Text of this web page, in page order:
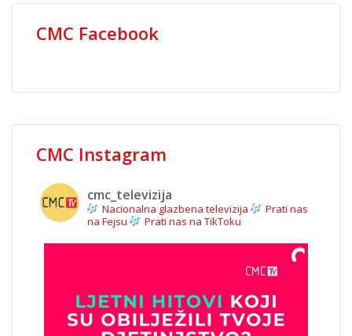
CMC Facebook
CMC Instagram
cmc_televizija
Nacionalna glazbena televizija
Prati nas
na Fejsu
Prati nas na TikToku